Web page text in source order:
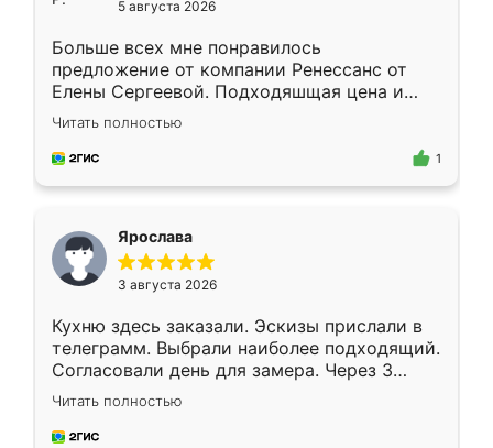
5 августа 2026
Больше всех мне понравилось
предложение от компании Ренессанс от
Елены Сергеевой. Подходяшщая цена и
короткие сроки изготовления. Приехавший
для замера сотрудник Владислав
предложил по моему эскизу самый
Читать полностью
1
Ярослава
3 августа 2026
Кухню здесь заказали. Эскизы прислали в
телеграмм. Выбрали наиболее подходящий.
Согласовали день для замера. Через 3
недели кухня была уже готова. Остались
довольны работой. Спасибо Ренессанс
мебель за качественную работу!
Читать полностью